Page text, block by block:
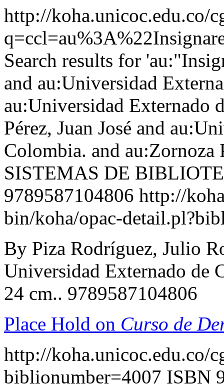
http://koha.unicoc.edu.co/
Search results for
and au:Universidad
au:Universidad Externado
Pérez, Juan José and
Colombia. and au:Zornoza
SISTEMAS DE
9789587104806 http://
bin/koha/opac-
By Piza Rodríguez, Julio
Universidad Externado de
24 cm.. 9789587104806
Place Hold on Curso de
http://koha.unicoc.edu.co/
biblionumber=4007 ISBN